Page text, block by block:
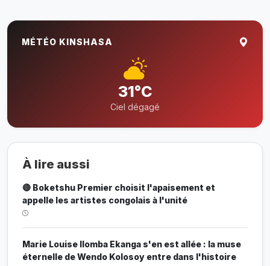
MÉTÉO KINSHASA
31°C
Ciel dégagé
À lire aussi
🔴 Boketshu Premier choisit l'apaisement et
appelle les artistes congolais à l'unité
Marie Louise Ilomba Ekanga s'en est allée : la muse
éternelle de Wendo Kolosoy entre dans l'histoire